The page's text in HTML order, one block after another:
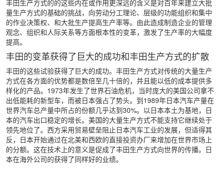
丰田生产方式的的这些内在或作用更深远的含义是对百年来建立大批
量生产方式的基础的挑战，向劳动分工理论、层级的功能组织和集中
的作业决策权、和大批生产提高生产率等。由此造成制造企业的管理
观念、组织和人际关系等方面根本性的变革，激发了生产率的大幅度
提高。
丰田的变革获得了巨大的成功和丰田生产方式的扩散
丰田的这些试验获得了巨大的成功。丰田生产方式对传统的大量生产
方式在各方面的优势都是数倍至几十倍的，并且能以低的成本提供多
样化的产品。1973年发生了世界石油危机，当时庞大的美国公司拿不
出低能耗的新型车，而被日本强占了势头。到1989年日本汽车产量在
世界汽车总产量中所占的份额几乎达到30%。以日本本土为基地，日
本的汽车出口稳定的增长。美国的大量生产方式不能支持它继续处于
领先地位了。西方采用贸易壁垒阻止日本汽车工业的发展，但适得其
反，日本开始通过在北美和西欧的直接投资办厂来增加在世界市场上
的分额。这在技术上的意义是促成了丰田生产方式向世界的传播。日
本在海外公司的获得了同样好的业绩。